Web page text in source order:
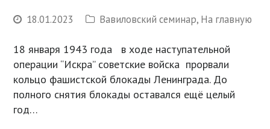
18.01.2023 Вавиловский семинар, На главную
18 января 1943 года в ходе наступательной
операции “Искра” советские войска прорвали
кольцо фашистской блокады Ленинграда. До
полного снятия блокады оставался ещё целый
год…